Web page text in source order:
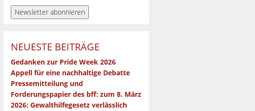
NEUESTE BEITRÄGE
Gedanken zur Pride Week 2026
Appell für eine nachhaltige Debatte
Pressemitteilung und
Forderungspapier des bff: zum 8. März
2026: Gewalthilfegesetz verlässlich